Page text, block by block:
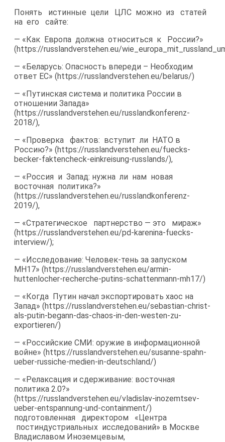
Понять истинные цели ЦЛС можно из статей
на его сайте:
— «Как Европа должна относиться к России?»
(https://russlandverstehen.eu/
— «Беларусь: Опасность впереди – Необходим
ответ ЕС» (https://russlandverstehen.eu/belarus/)
— «Путинская система и политика России в
отношении Запада»
(https://russlandverstehen.eu/russlandkonferenz-​
2018/),
— «Проверка фактов: вступит ли НАТО в
Россию?» (https://russlandverstehen.eu/fuecks-​
becker-faktencheck-einkreisung-russlands/),
— «Россия и Запад: нужна ли нам новая
восточная политика?»
(https://russlandverstehen.eu/russlandkonferenz-​
2019/),
— «Стратегическое партнерство — это мираж»
(https://russlandverstehen.eu/pd-​karenina-fuecks-
interview/);
— «Исследование: Человек-​тень за запуском
MH17» (https://russlandverstehen.eu/armin-​
huttenlocher-recherche-putins-schattenmann-mh17/)
— «Когда Путин начал экспортировать хаос на
Запад» (https://russlandverstehen.eu/sebastian-​christ-
als-putin-begann-das-chaos-in-den-westen-zu-
exportieren/)
— «Российские СМИ: оружие в информационной
войне» (https://russlandverstehen.eu/susanne-​spahn-
ueber-russiche-medien-in-deutschland/)
— «Релаксация и сдерживание: восточная
политика 2.0?»
(https://russlandverstehen.eu/vladislav-​inozemtsev-
ueber-entspannung-und-containment/)
подготовленная директором «Центра
постиндустриальных исследований» в Москве
Владиславом Иноземцевым,